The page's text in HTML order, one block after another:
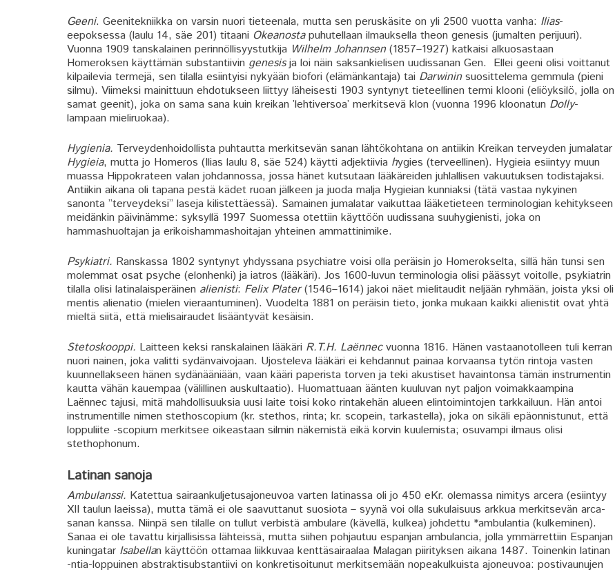
Geeni. Geenitekniikka on varsin nuori tieteenala, mutta sen peruskäsite on yli 2500 vuotta vanha: Ilias-
eepoksessa (laulu 14, säe 201) titaani Okeanostapuhutellaan ilmauksella theon genesis (jumalten perijuuri).
Vuonna 1909 tanskalainen perinnöllisyystutkija Wilhelm Johannsen(1857–1927) katkaisi alkuosastaan
Homeroksen käyttämän substantiivin genesisja loi näin saksankielisen uudissanan Gen. Ellei geeni olisi voittanut
kilpailevia termejä, sen tilalla esiintyisi nykyään biofori (elämänkantaja) tai Darwininsuosittelema gemmula (pieni
silmu). Viimeksi mainittuun ehdotukseen liittyy läheisesti 1903 syntynyt tieteellinen termi klooni (eliöyksilö, jolla on
samat geenit), joka on sama sana kuin kreikan ’lehtiversoa’ merkitsevä klon (vuonna 1996 kloonatun Dolly-
lampaan mieliruokaa).
Hygienia. Terveydenhoidollista puhtautta merkitsevän sanan lähtökohtana on antiikin Kreikan terveyden jumalatar
Hygieia, mutta jo Homeros (Ilias laulu 8, säe 524) käytti adjektiivia hygies (terveellinen). Hygieia esiintyy muun
muassa Hippokrateen valan johdannossa, jossa hänet kutsutaan lääkäreiden juhlallisen vakuutuksen todistajaksi.
Antiikin aikana oli tapana pestä kädet ruoan jälkeen ja juoda malja Hygieian kunniaksi (tätä vastaa nykyinen
sanonta ”terveydeksi” laseja kilistettäessä). Samainen jumalatar vaikuttaa lääketieteen terminologian kehitykseen
meidänkin päivinämme: syksyllä 1997 Suomessa otettiin käyttöön uudissana suuhygienisti, joka on
hammashuoltajan ja erikoishammashoitajan yhteinen ammattinimike.
Psykiatri. Ranskassa 1802 syntynyt yhdyssana psychiatre voisi olla peräisin jo Homerokselta, sillä hän tunsi sen
molemmat osat psyche (elonhenki) ja iatros (lääkäri). Jos 1600-luvun terminologia olisi päässyt voitolle, psykiatrin
tilalla olisi latinalaisperäinen alienisti: Felix Plater(1546–1614) jakoi näet mielitaudit neljään ryhmään, joista yksi oli
mentis alienatio (mielen vieraantuminen). Vuodelta 1881 on peräisin tieto, jonka mukaan kaikki alienistit ovat yhtä
mieltä siitä, että mielisairaudet lisääntyvät kesäisin.
Stetoskooppi. Laitteen keksi ranskalainen lääkäri R.T.H. Laënnecvuonna 1816. Hänen vastaanotolleen tuli kerran
nuori nainen, joka valitti sydänvaivojaan. Ujosteleva lääkäri ei kehdannut painaa korvaansa tytön rintoja vasten
kuunnellakseen hänen sydänääniään, vaan kääri paperista torven ja teki akustiset havaintonsa tämän instrumentin
kautta vähän kauempaa (välillinen auskultaatio). Huomattuaan äänten kuuluvan nyt paljon voimakkaampina
Laënnec tajusi, mitä mahdollisuuksia uusi laite toisi koko rintakehän alueen elintoimintojen tarkkailuun. Hän antoi
instrumentille nimen stethoscopium (kr. stethos, rinta; kr. scopein, tarkastella), joka on sikäli epäonnistunut, että
loppuliite -scopium merkitsee oikeastaan silmin näkemistä eikä korvin kuulemista; osuvampi ilmaus olisi
stethophonum.
Latinan sanoja
Ambulanssi. Katettua sairaankuljetusajoneuvoa varten latinassa oli jo 450 eKr. olemassa nimitys arcera (esiintyy
XII taulun laeissa), mutta tämä ei ole saavuttanut suosiota – syynä voi olla sukulaisuus arkkua merkitsevän arca-
sanan kanssa. Niinpä sen tilalle on tullut verbistä ambulare (kävellä, kulkea) johdettu *ambulantia (kulkeminen).
Sanaa ei ole tavattu kirjallisissa lähteissä, mutta siihen pohjautuu espanjan ambulancia, jolla ymmärrettiin Espanjan
kuningatar Isabellan käyttöön ottamaa liikkuvaa kenttäsairaalaa Malagan piirityksen aikana 1487. Toinenkin latinan
-ntia-loppuinen abstraktisubstantiivi on konkretisoitunut merkitsemään nopeakulkuista ajoneuvoa: postivaunujen